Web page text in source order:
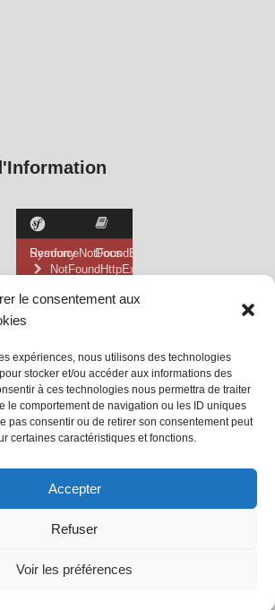
le consentement aux
expériences, nous utilisons des technologies
stocker et/ou accéder aux informations des
à ces technologies nous permettra de traiter
le comportement de navigation ou les ID uniques
pas consentir ou de retirer son consentement peut
certaines caractéristiques et fonctions.
Accepter
Refuser
Voir les préférences
la Teinturière
de Ville
mentions légales